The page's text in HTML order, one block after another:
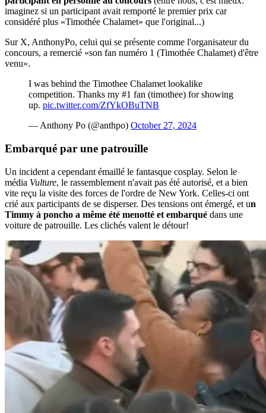
imaginez si un participant avait remporté le premier prix car
considéré plus «Timothée Chalamet» que l'original...)
Sur X, AnthonyPo, celui qui se présente comme l'organisateur du
concours, a remercié «son fan numéro 1 (Timothée Chalamet) d'être
venu».
I was behind the Timothee Chalamet lookalike
competition. Thanks my #1 fan (timothee) for showing
up. pic.twitter.com/ZfYkOBuTNB
— Anthony Po (@anthpo) October 27, 2024
Embarqué par une patrouille
Un incident a cependant émaillé le fantasque cosplay. Selon le
média Vulture, le rassemblement n'avait pas été autorisé, et a bien
vite reçu la visite des forces de l'ordre de New York. Celles-ci ont
crié aux participants de se disperser. Des tensions ont émergé, et un
Timmy à poncho a même été menotté et embarqué dans une
voiture de patrouille. Les clichés valent le détour!